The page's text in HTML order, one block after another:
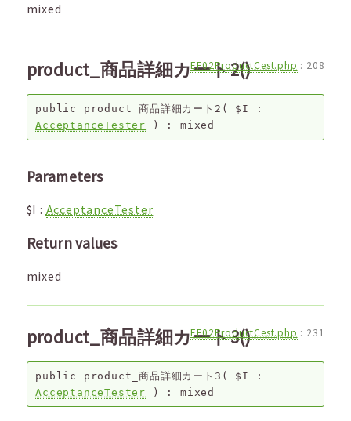
mixed
product_商品詳細カート2()
EF02ProductCest.php : 208
public product_商品詳細カート2 ( $I
:
AcceptanceTester
) :mixed
Parameters
$I : AcceptanceTester
Return values
mixed
product_商品詳細カート3()
EF02ProductCest.php : 231
public product_商品詳細カート3 ( $I
:
AcceptanceTester
) :mixed